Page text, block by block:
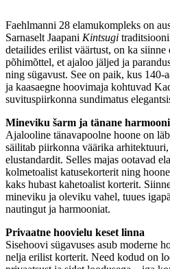
Faehlmanni 28 elamukompleks on
Sarnaselt Jaapani Kintsugi
detailides erilist väärtust, on ka
põhimõttel, et ajaloo jäljed ja
ning sügavust. See on paik, kus 140-
ja kaasaegne hoovimaja kohtuvad
suvituspiirkonna sundimatus
Mineviku šarm ja tänane
Ajalooline tänavapoolne hoone on
säilitab piirkonna väärika arhitektuuri,
elustandardit. Selles majas ootavad
kolmetoalist katusekorterit ning
kaks hubast kahetoalist korterit.
mineviku ja oleviku vahel, tuues
nautingut ja harmooniat.
Privaatne hoovielu keset linna
Sisehoovi sügavuses asub moderne
nelja erilist korterit. Need kodud on